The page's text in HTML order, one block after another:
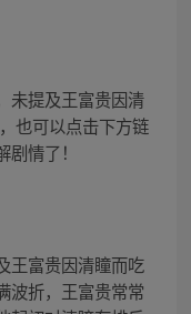
未提及王富贵因清
也可以点击下方链
情了！
王富贵因清瞳而吃
波折，王富贵常常